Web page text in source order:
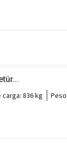
carga: 836 kg